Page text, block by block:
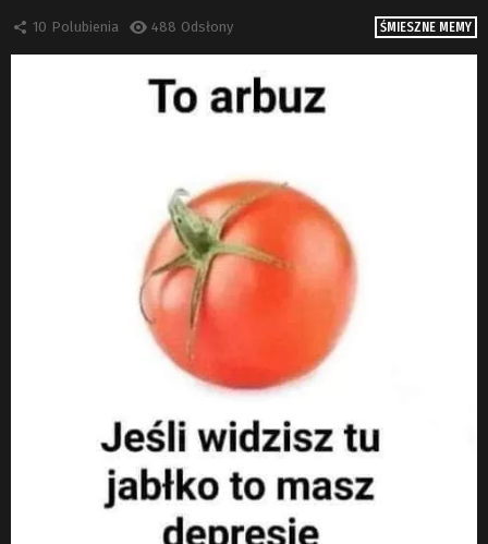
ŚMIESZNE MEMY
10 Polubienia 488 Odsłony